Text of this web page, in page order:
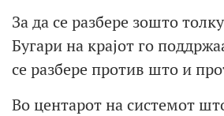
За да се разбере зошто
Бугари на крајот го
се разбере против што и
Во центарот на системот